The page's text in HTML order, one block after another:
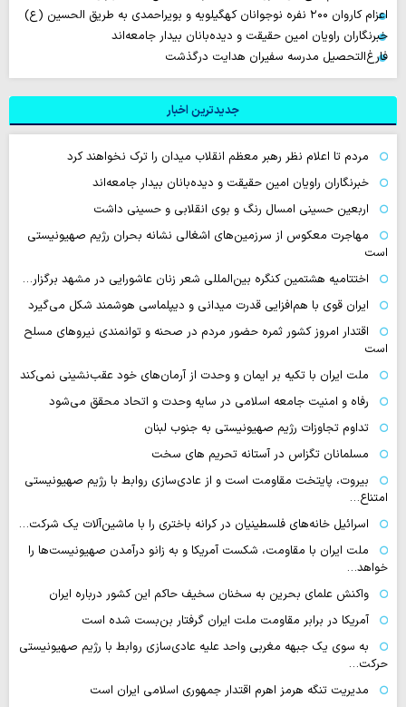
اعزام کاروان ۲۰۰ نفره نوجوانان کهگیلویه و بویراحمدی به طریق الحسین (ع)
خبرنگاران راویان امین حقیقت و دیده‌بانان بیدار جامعه‌اند
فارغ‌التحصیل مدرسه سفیران هدایت درگذشت
جدیدترین اخبار
مردم تا اعلام نظر رهبر معظم انقلاب میدان را ترک نخواهند کرد
خبرنگاران راویان امین حقیقت و دیده‌بانان بیدار جامعه‌اند
اربعین حسینی امسال رنگ و بوی انقلابی و حسینی داشت
مهاجرت معکوس از سرزمین‌های اشغالی نشانه بحران رژیم صهیونیستی
است
اختتامیه هشتمین کنگره بین‌المللی شعر زنان عاشورایی در مشهد برگزار…
ایران قوی با هم‌افزایی قدرت میدانی و دیپلماسی هوشمند شکل می‌گیرد
اقتدار امروز کشور ثمره حضور مردم در صحنه و توانمندی نیروهای مسلح
است
ملت ایران با تکیه بر ایمان و وحدت از آرمان‌های خود عقب‌نشینی نمی‌کند
رفاه و امنیت جامعه اسلامی در سایه وحدت و اتحاد محقق می‌شود
تداوم تجاوزات رژیم صهیونیستی به جنوب لبنان
مسلمانان تگزاس در آستانه تحریم های سخت
بیروت، پایتخت مقاومت است و از عادی‌سازی روابط با رژیم صهیونیستی
امتناع…
اسرائیل خانه‌های فلسطینیان در کرانه باختری را با ماشین‌آلات یک شرکت…
ملت ایران با مقاومت، شکست آمریکا و به زانو درآمدن صهیونیست‌ها را
خواهد…
واکنش علمای بحرین به سخنان سخیف حاکم این کشور درباره ایران
آمریکا در برابر مقاومت ملت ایران گرفتار بن‌بست شده است
به سوی یک جبهه مغربی واحد علیه عادی‌سازی روابط با رژیم صهیونیستی
حرکت…
مدیریت تنگه هرمز اهرم اقتدار جمهوری اسلامی ایران است